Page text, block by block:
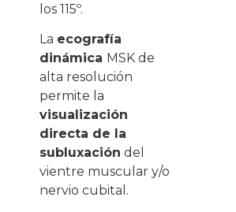
los 115º.
La ecografía
dinámica MSK de
alta resolución
permite la
visualización
directa de la
subluxación del
vientre muscular y/o
nervio cubital.